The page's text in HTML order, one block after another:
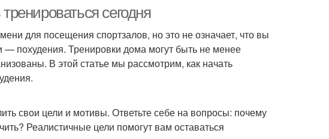
сегодня
для посещения спортзалов, но это не означает, что вы
— похудения. Тренировки дома могут быть не менее
В этой статье мы рассмотрим, как начать
свои цели и мотивы. Ответьте себе на вопросы: почему
Реалистичные цели помогут вам оставаться